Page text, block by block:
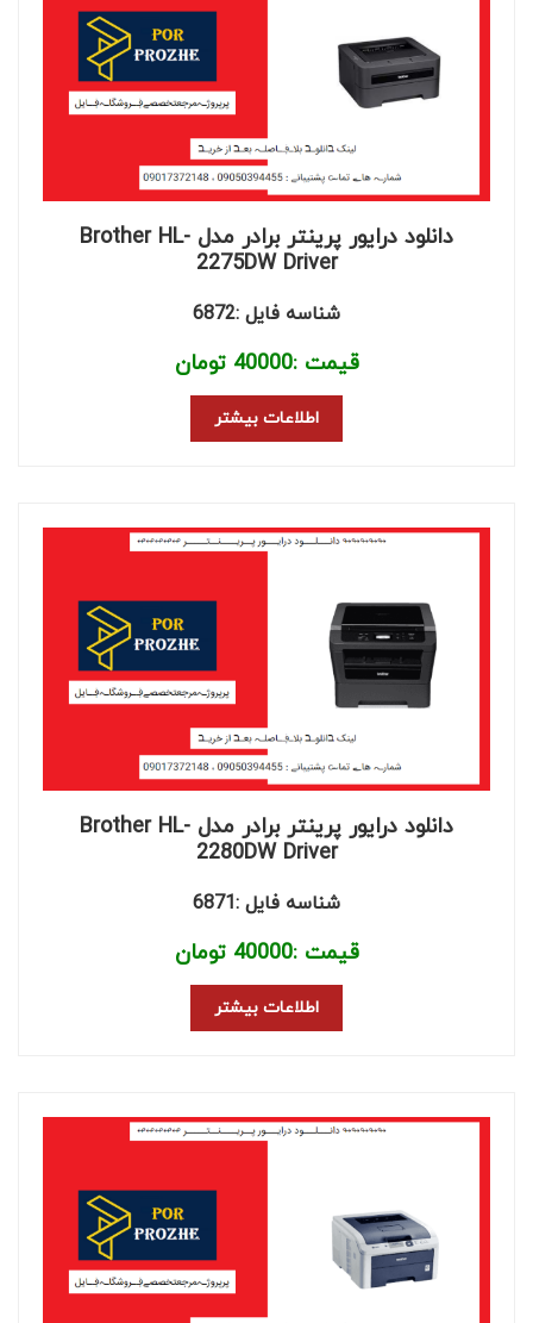
دانلود درایور پرینتر برادر مدل Brother HL-
2275DW Driver
شناسه فایل :6872
قیمت :40000 تومان
اطلاعات بیشتر
دانلود درایور پرینتر برادر مدل Brother HL-
2280DW Driver
شناسه فایل :6871
قیمت :40000 تومان
اطلاعات بیشتر